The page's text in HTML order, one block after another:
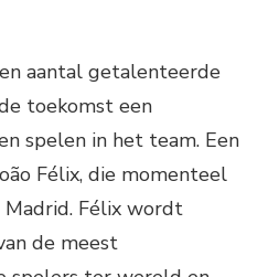
aantal getalenteerde
toekomst een
spelen in het team. Een
Félix, die momenteel
Félix wordt
de meest